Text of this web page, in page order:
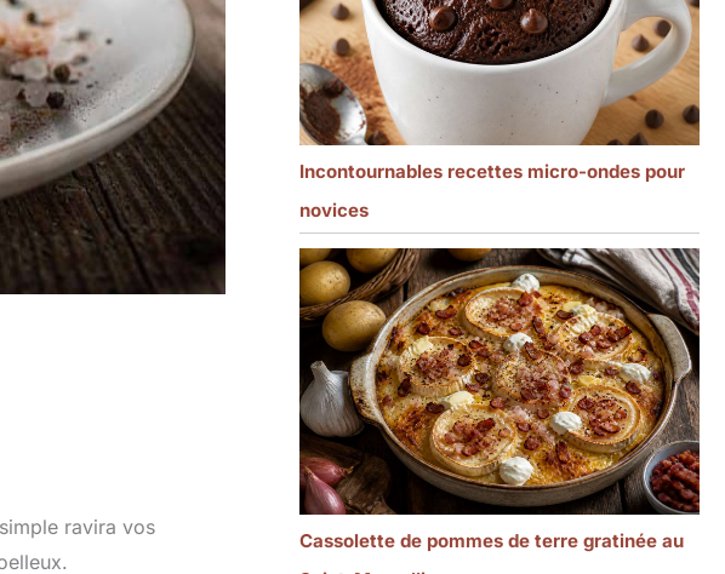
ravira vos
Incontournables recettes micro-ondes pour
novices
Cassolette de pommes de terre gratinée au